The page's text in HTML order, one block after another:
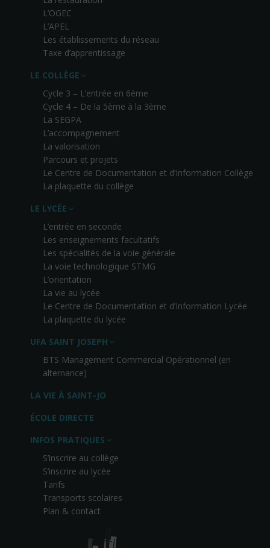
L’OGEC
L’APEL
Les établissements du réseau
Taxe d’apprentissage
LE COLLÈGE
Cycle 3 – L’entrée en 6ème
Cycle 4 – De la 5ème à la 3ème
La SEGPA
L’accompagnement
La valorisation
Parcours et projets
Le Centre de Documentation et d’Information Collège
La plaquette du collège
LE LYCÉE
L’entrée en seconde
Les enseignements facultatifs
Les spécialités de la voie générale
La voie technologique STMG
L’orientation
La vie au lycée
Le Centre de Documentation et d’Information Lycée
La plaquette du lycée
UFA SAINT JOSEPH
BTS Management Commercial Opérationnel (en
alternance)
LA VIE À SAINT-JO
ÉCOLE DIRECTE
INFOS PRATIQUES
S’inscrire au collège
S’inscrire au lycée
Tarifs
Transports scolaires
Plan & contact